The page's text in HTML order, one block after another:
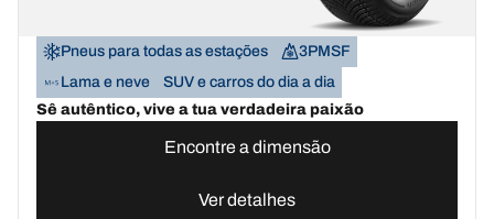
Pneus para todas as estações
3PMSF
Lama e neve
SUV e carros do dia a dia
Sê autêntico, vive a tua verdadeira paixão
Encontre a dimensão
Ver detalhes